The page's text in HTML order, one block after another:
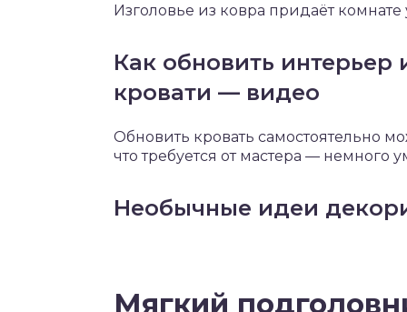
Изголовье из ковра придаёт
Как обновить интерьер
кровати — видео
Обновить кровать самостоятельно
что требуется от мастера — немного
Необычные идеи
Мягкий